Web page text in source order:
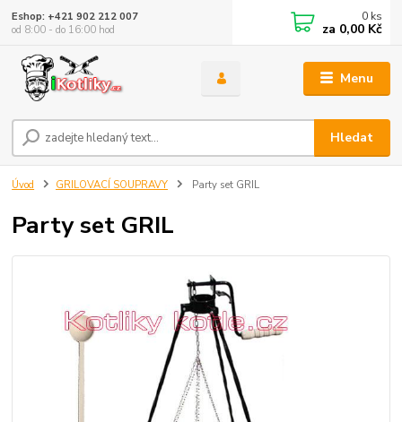
Menu
Hledat
Eshop: +421 902 212 007
od 8:00 - do 16:00 hod
0 ks
za 0,00 Kč
Úvod GRILOVACÍ SOUPRAVY Party set GRIL
Party set GRIL